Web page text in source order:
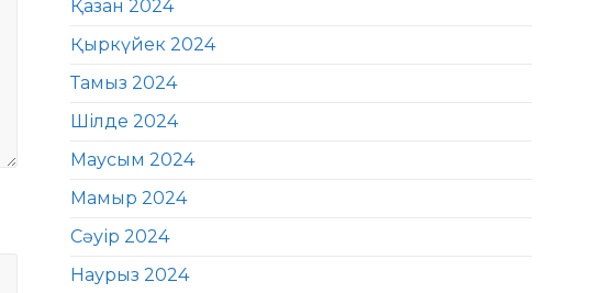
Қазан 2024
Қыркүйек 2024
Тамыз 2024
Шілде 2024
Маусым 2024
Мамыр 2024
Сәуір 2024
Наурыз 2024